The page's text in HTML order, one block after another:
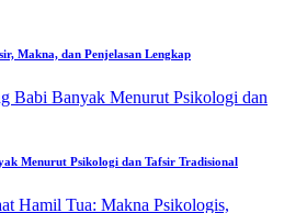
Makna, dan Penjelasan Lengkap
Menurut Psikologi dan Tafsir Tradisional